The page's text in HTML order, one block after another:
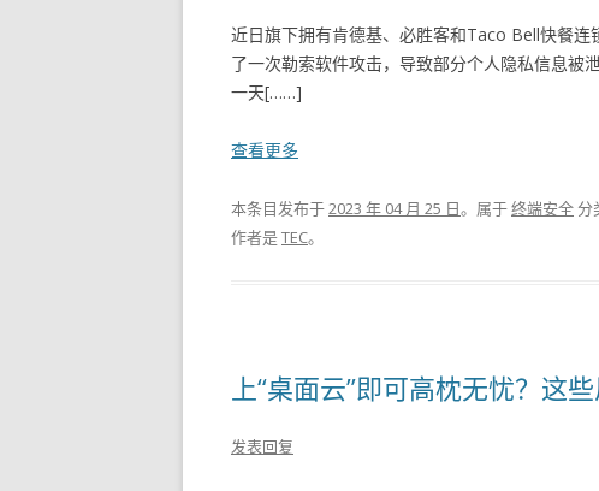
近日旗下拥有肯德基、必胜客和Taco Bell快餐
了一次勒索软件攻击，导致部分个人隐私信息被
一天[……]
查看更多
本条目发布于2023 年 04 月 25 日。属于终端安全分
作者是TEC。
上“桌面云”即可高枕无忧？这
发表回复